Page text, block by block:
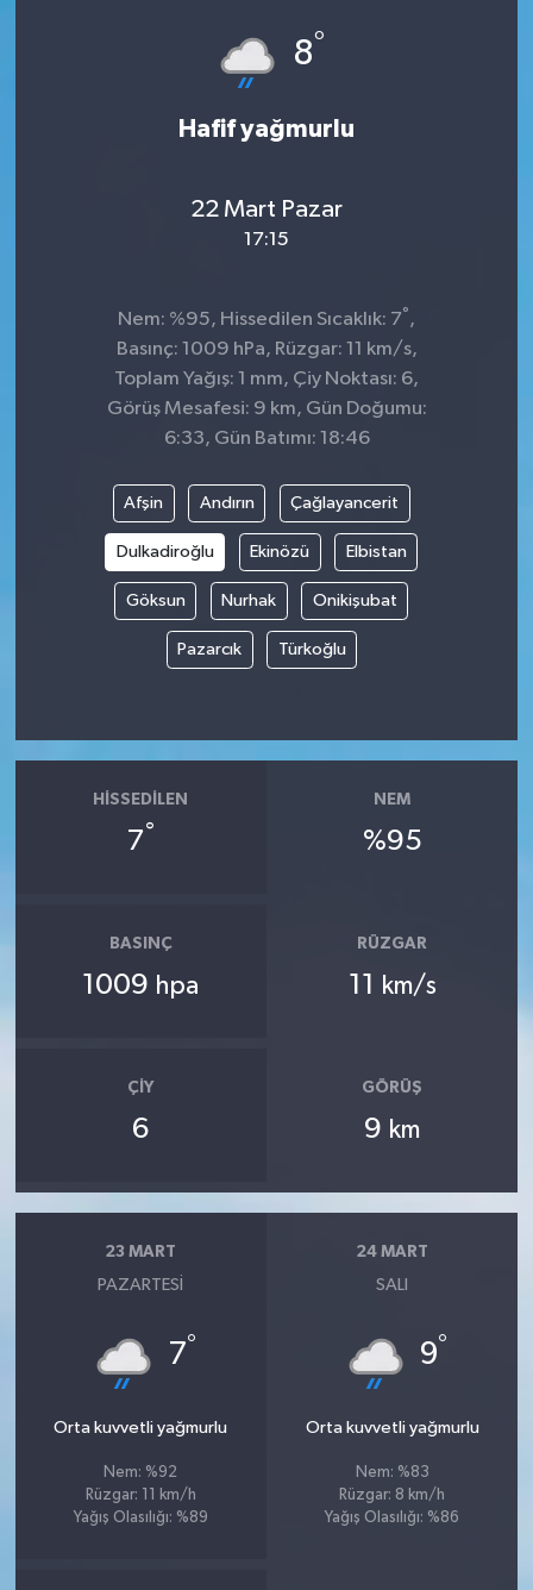
8°
Hafif yağmurlu
22 Mart Pazar
17:15
Nem: %95, Hissedilen Sıcaklık: 7° ,
Basınç: 1009 hPa, Rüzgar: 11 km/s,
Toplam Yağış: 1 mm, Çiy Noktası: 6,
Görüş Mesafesi: 9 km, Gün Doğumu:
6:33, Gün Batımı: 18:46
Afşin Andırın Çağlayancerit
Dulkadiroğlu Ekinözü Elbistan
Göksun Nurhak Onikişubat
Pazarcık Türkoğlu
HISSEDILEN
7°
NEM
%95
BASINÇ
1009 hpa
RÜZGAR
11 km/s
ÇIY
6
GÖRÜŞ
9 km
23 MART
PAZARTESI
7°
Orta kuvvetli yağmurlu
Nem: %92
Rüzgar: 11 km/h
Yağış Olasılığı: %89
24 MART
SALI
9°
Orta kuvvetli yağmurlu
Nem: %83
Rüzgar: 8 km/h
Yağış Olasılığı: %86
Magazin
haber ara
Yazarlarımız
Tüm Makaleler
Tüm Haberler
Tüm Haberler